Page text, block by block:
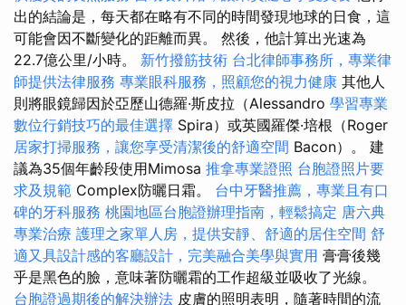
出的結論是，每天都在略有不同的時間發現地球的日食，這
可能會因不斷變化的距離而異。 然後，他計算出光速為
22.7億公里/小時。 新竹撥筋技術 台北律師事務所，專業律
師提供法律服務 專業眼科服務，照顧您的視力健康 其他人
則將眼鏡歸因於亞歷山德羅·斯皮拉（Alessandro 學習專業
數位行銷技巧的最佳選擇 Spira）或英國羅傑·培根（Roger
居家打掃服務，讓您享受清潔後的舒適空間 Bacon）。 建
議為35個年齡段使用Mimosa 推拿專業證照 台胞證照片要
求及規範 Complex防曬日霜。 台中牙醫推薦，專業且有口
碑的牙科服務 桃園地區台胞證辦理指南，輕鬆搞定 唐六典
專業治療 護理之家單人房，提供安靜、舒適的居住空間 舒
適又具設計感的客廳設計，完美融合美學與實用 膏膏後幾
乎是黑色的臉，意味著防曬霜的工作超級並吸收了光線。
台胞證過期後的解決辦法 皮膚的照明表明，隨著時間的流